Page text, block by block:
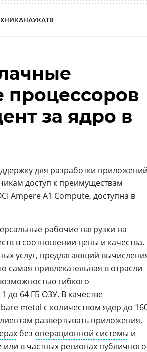
НАУКАТВ
процессоров
за ядро в
для разработки приложений
доступ к преимуществам
AmpereA1 Compute, доступна в
рабочие нагрузки на
в соотношении цены и качества.
услуг, предлагающий
самая привлекательная в отрасли
гибкого
до 64 ГБ ОЗУ. В качестве
bare metal с количеством ядер до
развертывать приложения,
без операционной системы и
в частных регионах публичного